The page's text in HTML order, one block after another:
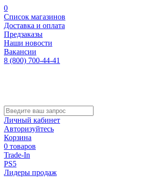
0
Список магазинов
Доставка и оплата
Предзаказы
Наши новости
Вакансии
8 (800) 700-44-41
Личный кабинет
Авторизуйтесь
Корзина
0 товаров
Trade-In
PS5
Лидеры продаж